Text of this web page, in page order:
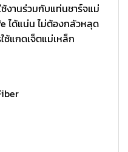
งานร่วมกับแท่นชาร์จแม่
ได้แน่น ไม่ต้องกลัวหลุด
ช้แกดเจ็ตแม่เหล็ก